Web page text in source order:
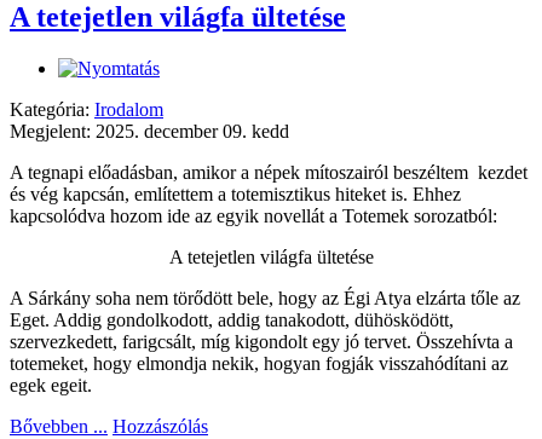
A tetejetlen világfa ültetése
Kategória: Irodalom
Megjelent: 2025. december 09. kedd
A tegnapi előadásban, amikor a népek mítoszairól beszéltem kezdet
és vég kapcsán, említettem a totemisztikus hiteket is. Ehhez
kapcsolódva hozom ide az egyik novellát a Totemek sorozatból:
A tetejetlen világfa ültetése
A Sárkány soha nem törődött bele, hogy az Égi Atya elzárta tőle az
Eget. Addig gondolkodott, addig tanakodott, dühösködött,
szervezkedett, farigcsált, míg kigondolt egy jó tervet. Összehívta a
totemeket, hogy elmondja nekik, hogyan fogják visszahódítani az
egek egeit.
Bővebben ... Hozzászólás